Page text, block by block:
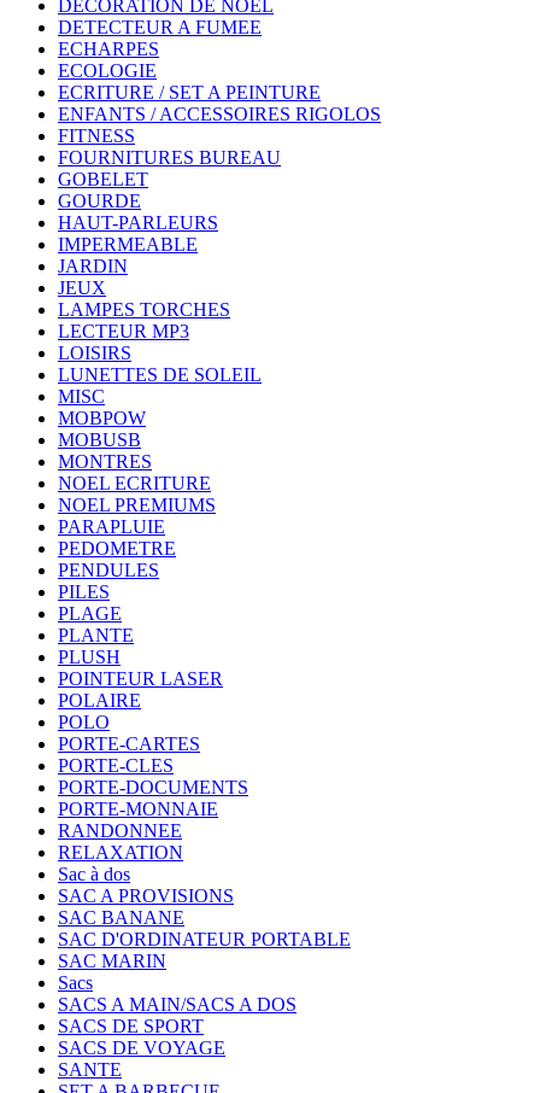
DECORATION DE NOËL
DETECTEUR A FUMEE
ECHARPES
ECOLOGIE
ECRITURE / SET A PEINTURE
ENFANTS / ACCESSOIRES RIGOLOS
FITNESS
FOURNITURES BUREAU
GOBELET
GOURDE
HAUT-PARLEURS
IMPERMEABLE
JARDIN
JEUX
LAMPES TORCHES
LECTEUR MP3
LOISIRS
LUNETTES DE SOLEIL
MISC
MOBPOW
MOBUSB
MONTRES
NOEL ECRITURE
NOEL PREMIUMS
PARAPLUIE
PEDOMETRE
PENDULES
PILES
PLAGE
PLANTE
PLUSH
POINTEUR LASER
POLAIRE
POLO
PORTE-CARTES
PORTE-CLES
PORTE-DOCUMENTS
PORTE-MONNAIE
RANDONNEE
RELAXATION
Sac à dos
SAC A PROVISIONS
SAC BANANE
SAC D'ORDINATEUR PORTABLE
SAC MARIN
Sacs
SACS A MAIN/SACS A DOS
SACS DE SPORT
SACS DE VOYAGE
SANTE